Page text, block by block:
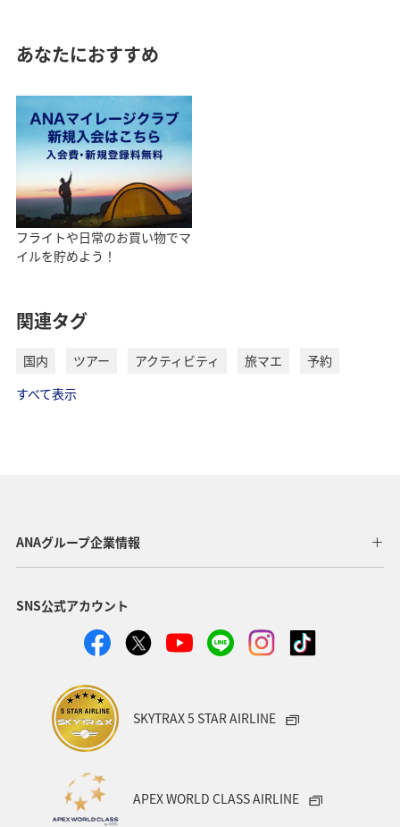
あなたにおすすめ
フライトや日常のお買い物でマ
イルを貯めよう！
関連タグ
国内 ツアー アクティビティ 旅マエ
予約
すべて表示
ANAグループ企業情報
SNS公式アカウント
SKYTRAX 5 STAR AIRLINE
APEX WORLD CLASS AIRLINE